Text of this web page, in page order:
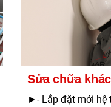
Sửa chữa khác
►- Lắp đặt mới hệ